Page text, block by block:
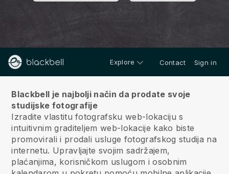
Explore Contact Sign in
Blackbell je najbolji način da prodate svoje
studijske fotografije
Izradite vlastitu fotografsku web-lokaciju s
intuitivnim graditeljem web-lokacije kako biste
promovirali i prodali usluge fotografskog studija na
internetu. Upravljajte svojim sadržajem,
plaćanjima, korisničkom uslugom i osobnim